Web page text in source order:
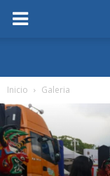
Inicio Galeria